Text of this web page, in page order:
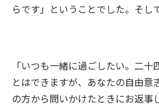
らです」ということでした。そし
「いつも一緒に過ごしたい。二
とはできますが、あなたの自由意
の方から問いかけたときにお返事